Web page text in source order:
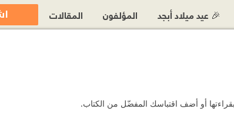
أو أضف اقتباسك المفضّل من الكتاب.
🎉 عيد ميلاد أبجد المؤلفون المقالات